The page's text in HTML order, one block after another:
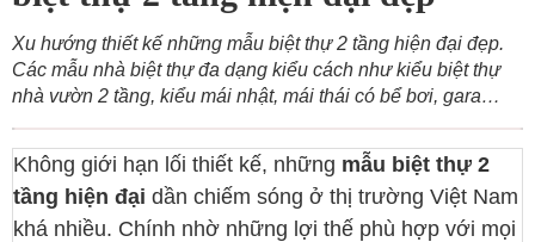
Xu hướng thiết kế những mẫu biệt thự 2 tầng hiện đại đẹp.
Các mẫu nhà biệt thự đa dạng kiểu cách như kiểu biệt thự
nhà vườn 2 tầng, kiểu mái nhật, mái thái có bể bơi, gara…
Không giới hạn lối thiết kế, những mẫu biệt thự 2
tầng hiện đại dần chiếm sóng ở thị trường Việt Nam
khá nhiều. Chính nhờ những lợi thế phù hợp với mọi